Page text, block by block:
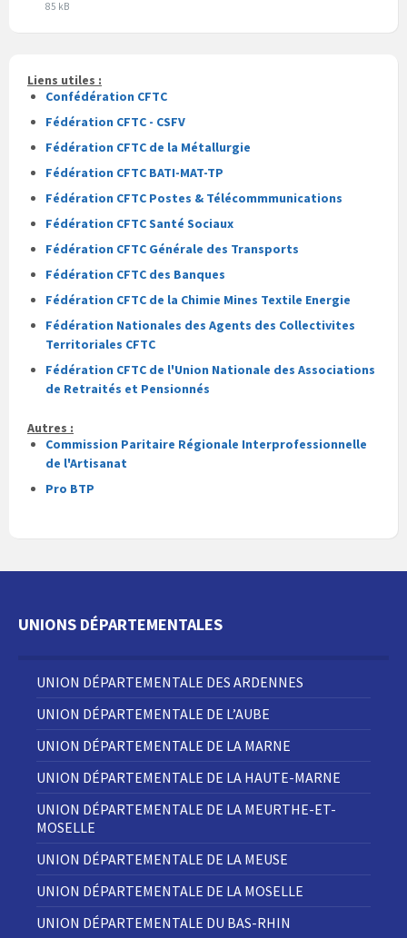
pdf
Extension
fichier
Taille
fichier
85 kB
Liens utiles :
Confédération CFTC
Fédération CFTC - CSFV
Fédération CFTC de la Métallurgie
Fédération CFTC BATI-MAT-TP
Fédération CFTC Postes & Télécommmunications
Fédération CFTC Santé Sociaux
Fédération CFTC Générale des Transports
Fédération CFTC des Banques
Fédération CFTC de la Chimie Mines Textile Energie
Fédération Nationales des Agents des Collectivites
Territoriales CFTC
Fédération CFTC de l'Union Nationale des Associations
de Retraités et Pensionnés
Autres :
Commission Paritaire Régionale Interprofessionnelle
de l'Artisanat
Pro BTP
UNIONS DÉPARTEMENTALES
UNION DÉPARTEMENTALE DES ARDENNES
UNION DÉPARTEMENTALE DE L’AUBE
UNION DÉPARTEMENTALE DE LA MARNE
UNION DÉPARTEMENTALE DE LA HAUTE-MARNE
UNION DÉPARTEMENTALE DE LA MEURTHE-ET-
MOSELLE
UNION DÉPARTEMENTALE DE LA MEUSE
UNION DÉPARTEMENTALE DE LA MOSELLE
UNION DÉPARTEMENTALE DU BAS-RHIN